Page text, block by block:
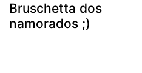
Bruschetta dos
namorados ;)